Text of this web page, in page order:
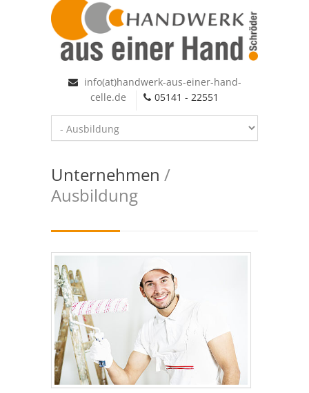
info(at)handwerk-aus-einer-hand-
celle.de
05141 - 22551
Unternehmen /
Ausbildung